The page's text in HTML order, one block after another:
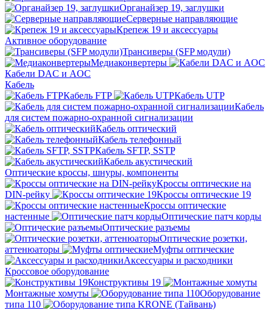
Органайзер 19, заглушки
Серверные направляющие
Крепеж 19 и аксессуары
Активное оборудование
Трансиверы (SFP модули)
Медиаконвертеры
Кабели DAC и AOC
Кабель
Кабель FTP
Кабель UTP
Кабель
для систем пожарно-охранной сигнализации
Кабель оптический
Кабель телефонный
Кабель SFTP, SSTP
Кабель акустический
Оптические кроссы, шнуры, компоненты
Кроссы оптические на
DIN-рейку
Кроссы оптические 19
Кроссы оптические
настенные
Оптические патч корды
Оптические разъемы
Оптические розетки,
аттенюаторы
Муфты оптические
Аксессуары и расходники
Кроссовое оборудование
Конструктивы 19
Монтажные хомуты
Оборудование
типа 110